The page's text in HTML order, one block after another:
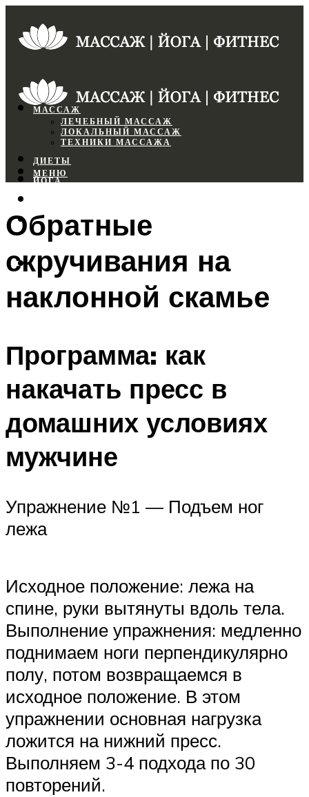
МАССАЖ
ЛЕЧЕБНЫЙ МАССАЖ
ЛОКАЛЬНЫЙ МАССАЖ
ТЕХНИКИ МАССАЖА
ДИЕТЫ
ЙОГА
ФИТНЕС
МЕНЮ
МЕНЮ
Обратные
скручивания на
наклонной скамье
Программа: как
накачать пресс в
домашних условиях
мужчине
Упражнение №1 — Подъем ног
лежа
Исходное положение: лежа на
спине, руки вытянуты вдоль тела.
Выполнение упражнения: медленно
поднимаем ноги перпендикулярно
полу, потом возвращаемся в
исходное положение. В этом
упражнении основная нагрузка
ложится на нижний пресс.
Выполняем 3-4 подхода по 30
повторений.